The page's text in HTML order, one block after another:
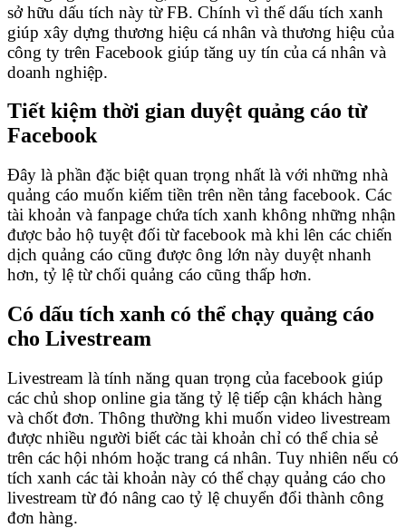
sở hữu dấu tích này từ FB. Chính vì thế dấu tích xanh
giúp xây dựng thương hiệu cá nhân và thương hiệu của
công ty trên Facebook giúp tăng uy tín của cá nhân và
doanh nghiệp.
Tiết kiệm thời gian duyệt quảng cáo từ
Facebook
Đây là phần đặc biệt quan trọng nhất là với những nhà
quảng cáo muốn kiếm tiền trên nền tảng facebook. Các
tài khoản và fanpage chứa tích xanh không những nhận
được bảo hộ tuyệt đối từ facebook mà khi lên các chiến
dịch quảng cáo cũng được ông lớn này duyệt nhanh
hơn, tỷ lệ từ chối quảng cáo cũng thấp hơn.
Có dấu tích xanh có thể chạy quảng cáo
cho Livestream
Livestream là tính năng quan trọng của facebook giúp
các chủ shop online gia tăng tỷ lệ tiếp cận khách hàng
và chốt đơn. Thông thường khi muốn video livestream
được nhiều người biết các tài khoản chỉ có thể chia sẻ
trên các hội nhóm hoặc trang cá nhân. Tuy nhiên nếu có
tích xanh các tài khoản này có thể chạy quảng cáo cho
livestream từ đó nâng cao tỷ lệ chuyển đổi thành công
đơn hàng.